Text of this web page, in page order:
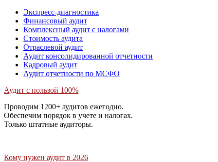
Экспресс-диагностика
Финансовый аудит
Комплексный аудит с налогами
Стоимость аудита
Отраслевой аудит
Аудит консолидированной отчетности
Кадровый аудит
Аудит отчетности по МСФО
Аудит с пользой 100%
Проводим 1200+ аудитов ежегодно.
Обеспечим порядок в учете и налогах.
Только штатные аудиторы.
Кому нужен аудит в 2026